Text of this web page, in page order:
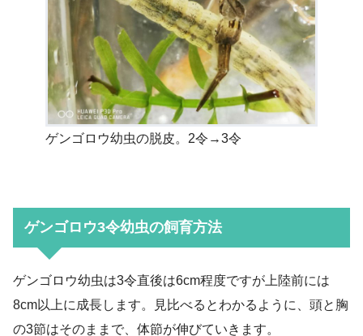
ゲンゴロウ幼虫の脱皮。2令→3令
ゲンゴロウ3令幼虫の飼育方法
ゲンゴロウ幼虫は3令直後は6cm程度ですが上陸前には
8cm以上に成長します。見比べるとわかるように、頭と胸
の3節はそのままで、体節が伸びていきます。